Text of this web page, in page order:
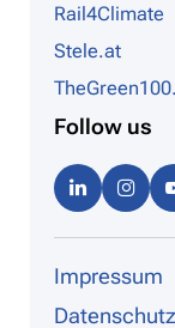
Rail4Climate
Stele.at
Follow us
Linke
dIn
Impressum
Datenschutz